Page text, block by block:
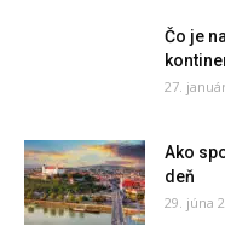
Čo je
27.
Ako
deň
29. júna